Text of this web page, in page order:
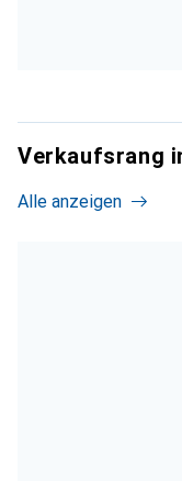
Verkaufsrang
Alle anzeigen